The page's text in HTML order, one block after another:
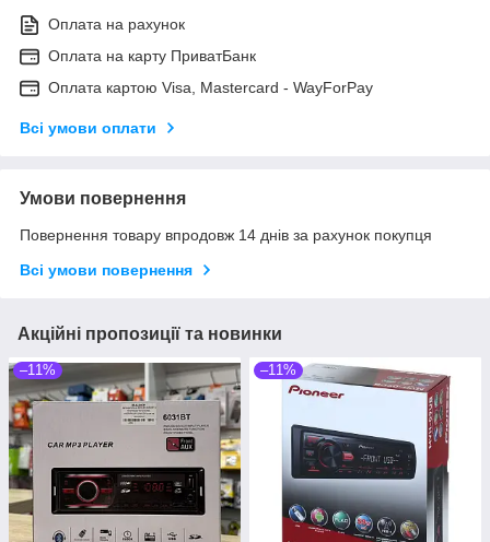
Оплата на рахунок
Оплата на карту ПриватБанк
Оплата картою Visa, Mastercard - WayForPay
Всі умови оплати
Умови повернення
Повернення товару впродовж 14 днів за рахунок покупця
Всі умови повернення
Акційні пропозиції та новинки
–11% –11%